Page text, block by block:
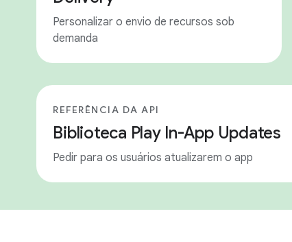
Personalizar o envio de recursos sob
demanda
REFERÊNCIA DA API
Biblioteca Play In-App Updates
Pedir para os usuários atualizarem o app